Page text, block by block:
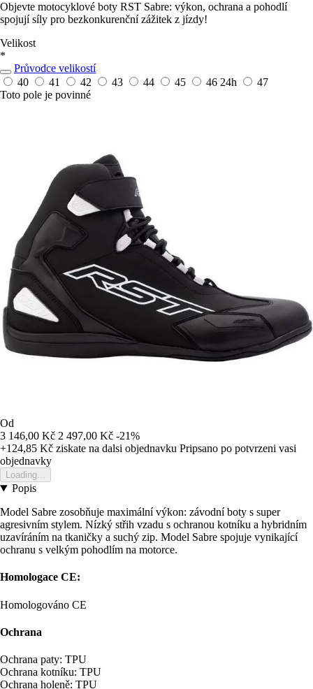
Objevte motocyklové boty RST Sabre: výkon, ochrana a pohodlí
spojují síly pro bezkonkurenční zážitek z jízdy!
Velikost
*
Průvodce velikostí
40
41 42 43 44 45 46 24h
47
Toto pole je povinné
Od
3 146,00 Kč 2 497,00 Kč -21%
+124,85 Kč ziskate na dalsi objednavku Pripsano po potvrzeni vasi
objednavky
Loading...
Popis
Model Sabre zosobňuje maximální výkon: závodní boty s super
agresivním stylem. Nízký střih vzadu s ochranou kotníku a hybridním
uzavíráním na tkaničky a suchý zip. Model Sabre spojuje vynikající
ochranu s velkým pohodlím na motorce.
Homologace CE:
Homologováno CE
Ochrana
Ochrana paty: TPU
Ochrana kotníku: TPU
Ochrana holeně: TPU